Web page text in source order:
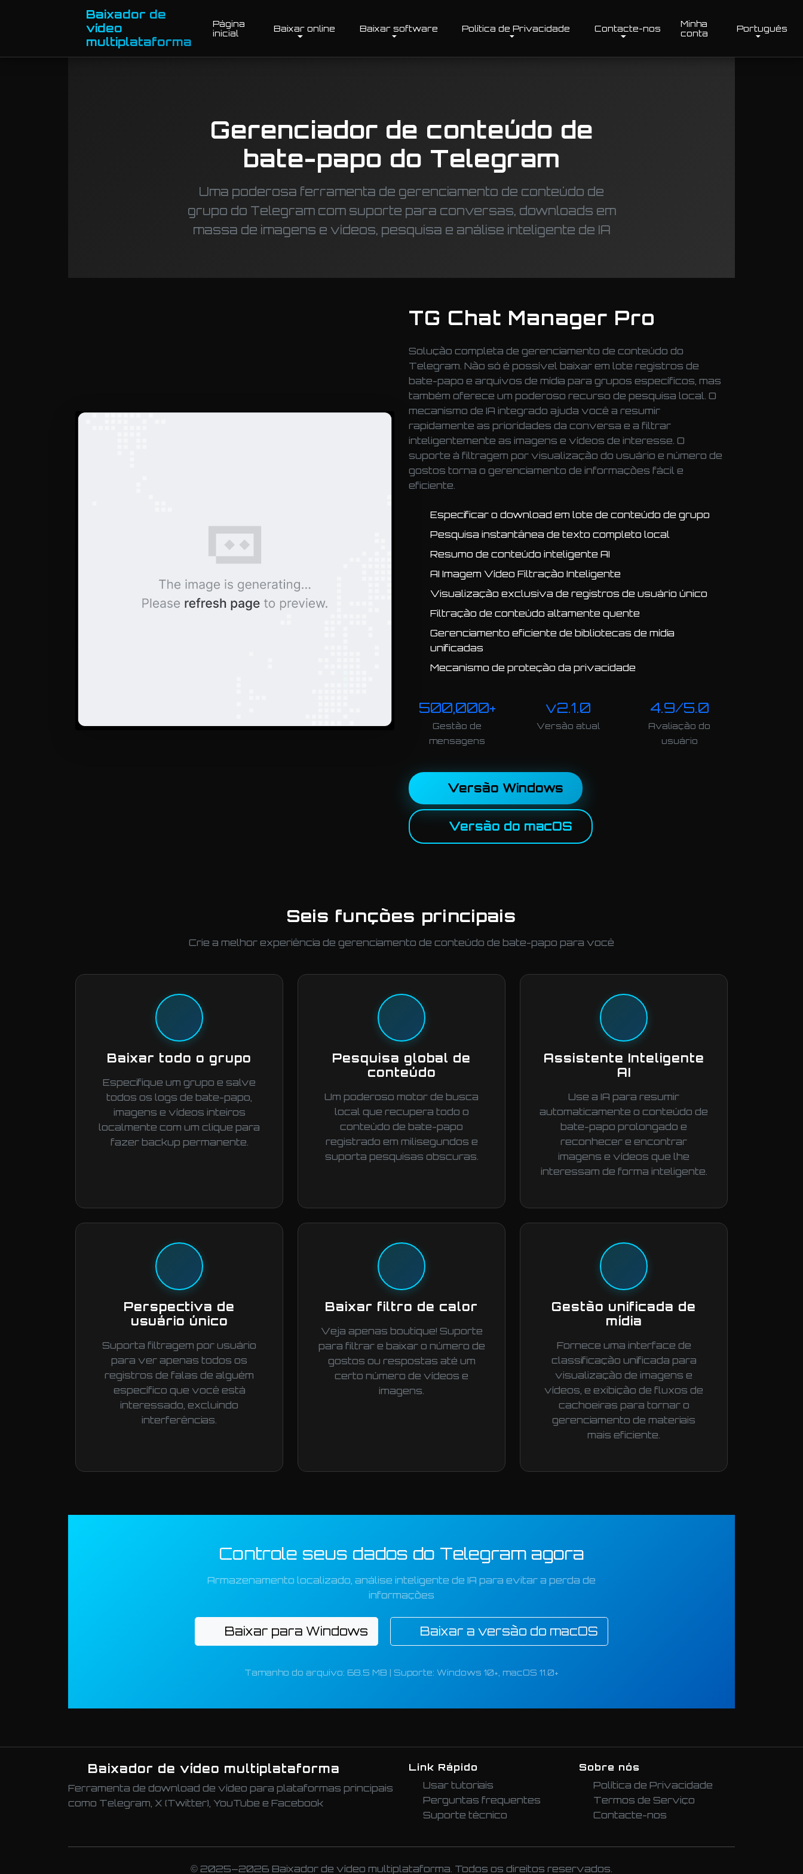
Baixador de
vídeo
multiplataforma
Página
inicial
Baixar online Baixar software Política de Privacidade Contacte-nos
Minha
conta
Português
Gerenciador de conteúdo de
bate-papo do Telegram
Uma poderosa ferramenta de gerenciamento de conteúdo de
grupo do Telegram com suporte para conversas, downloads em
massa de imagens e vídeos, pesquisa e análise inteligente de IA
TG Chat Manager Pro
Solução completa de gerenciamento de conteúdo do
Telegram. Não só é possível baixar em lote registros de
bate-papo e arquivos de mídia para grupos específicos, mas
também oferece um poderoso recurso de pesquisa local. O
mecanismo de IA integrado ajuda você a resumir
rapidamente as prioridades da conversa e a filtrar
inteligentemente as imagens e vídeos de interesse. O
suporte à filtragem por visualização do usuário e número de
gostos torna o gerenciamento de informações fácil e
eficiente.
Especificar o download em lote de conteúdo de grupo
Pesquisa instantânea de texto completo local
Resumo de conteúdo inteligente AI
AI Imagem Vídeo Filtração Inteligente
Visualização exclusiva de registros de usuário único
Filtração de conteúdo altamente quente
Gerenciamento eficiente de bibliotecas de mídia
unificadas
Mecanismo de proteção da privacidade
500,000+
Gestão de
mensagens
v2.1.0
Versão atual
4.9/5.0
Avaliação do
usuário
Versão Windows
Versão do macOS
Seis funções principais
Crie a melhor experiência de gerenciamento de conteúdo de bate-papo para você
Baixar todo o grupo
Especifique um grupo e salve
todos os logs de bate-papo,
imagens e vídeos inteiros
localmente com um clique para
fazer backup permanente.
Pesquisa global de
conteúdo
Um poderoso motor de busca
local que recupera todo o
conteúdo de bate-papo
registrado em milisegundos e
suporta pesquisas obscuras.
Assistente Inteligente
AI
Use a IA para resumir
automaticamente o conteúdo de
bate-papo prolongado e
reconhecer e encontrar
imagens e vídeos que lhe
interessam de forma inteligente.
Perspectiva de
usuário único
Suporta filtragem por usuário
para ver apenas todos os
registros de falas de alguém
específico que você está
interessado, excluindo
interferências.
Baixar filtro de calor
Veja apenas boutique! Suporte
para filtrar e baixar o número de
gostos ou respostas até um
certo número de vídeos e
imagens.
Gestão unificada de
mídia
Fornece uma interface de
classificação unificada para
visualização de imagens e
vídeos, e exibição de fluxos de
cachoeiras para tornar o
gerenciamento de materiais
mais eficiente.
Controle seus dados do Telegram agora
Armazenamento localizado, análise inteligente de IA para evitar a perda de
informações
Baixar para Windows Baixar a versão do macOS
Tamanho do arquivo: 68.5 MB | Suporte: Windows 10+, macOS 11.0+
Baixador de vídeo multiplataforma
Ferramenta de download de vídeo para plataformas principais
como Telegram, X (Twitter), YouTube e Facebook
Link Rápido
Usar tutoriais
Perguntas frequentes
Suporte técnico
Sobre nós
Política de Privacidade
Termos de Serviço
Contacte-nos
© 2025–2026 Baixador de vídeo multiplataforma. Todos os direitos reservados.